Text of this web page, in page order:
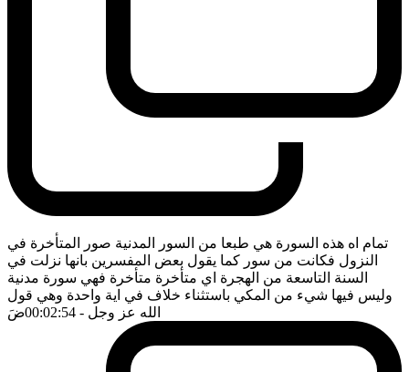
تمام اه هذه السورة هي طبعا من السور المدنية صور المتأخرة في
النزول فكانت من سور كما يقول بعض المفسرين بانها نزلت في
السنة التاسعة من الهجرة اي متأخرة متأخرة فهي سورة مدنية
وليس فيها شيء من المكي باستثناء خلاف في اية واحدة وهي قول
الله عز وجل - 00:02:54 ضَ